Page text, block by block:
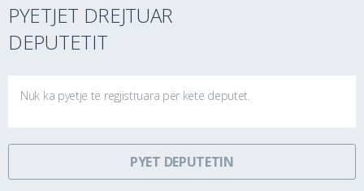
PYETJET DREJTUAR
DEPUTETIT
Nuk ka pyetje të regjistruara për këtë deputet.
PYET DEPUTETIN